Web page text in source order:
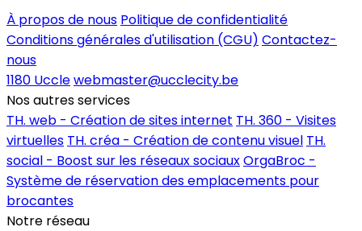
À propos de nous Politique de confidentialité
Conditions générales d'utilisation (CGU) Contactez-
nous
1180 Ucclewebmaster@ucclecity.be
Nos autres services
TH. web - Création de sites internet TH. 360 - Visites
virtuelles TH. créa - Création de contenu visuel TH.
social - Boost sur les réseaux sociauxOrgaBroc -
Système de réservation des emplacements pour
brocantes
Notre réseau